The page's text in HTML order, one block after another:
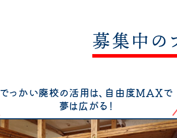
募集中の
でっかい廃校の活用は、自由度MAXで
夢は広がる！